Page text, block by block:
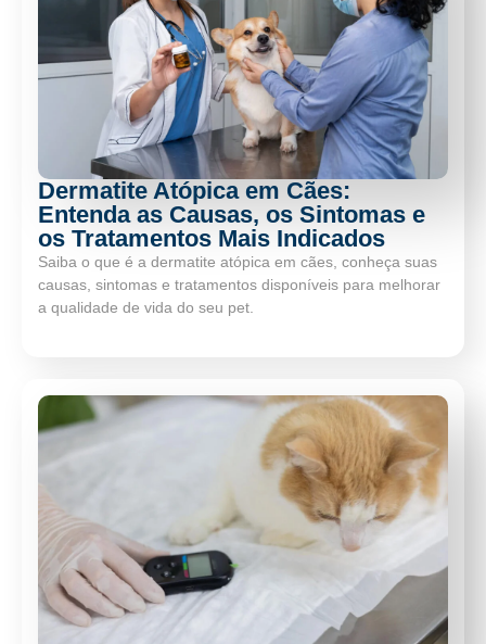
Dermatite Atópica em Cães:
Entenda as Causas, os Sintomas e
os Tratamentos Mais Indicados
Saiba o que é a dermatite atópica em cães, conheça suas
causas, sintomas e tratamentos disponíveis para melhorar
a qualidade de vida do seu pet.